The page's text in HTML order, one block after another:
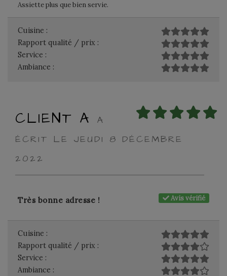
Assiette plus que bien servie.
Cuisine :
Rapport qualité / prix :
Service :
Ambiance :
CLIENT A
A
ÉCRIT LE JEUDI 8 DÉCEMBRE
2022
Avis vérifié
Très bonne adresse !
Cuisine :
Rapport qualité / prix :
Service :
Ambiance :